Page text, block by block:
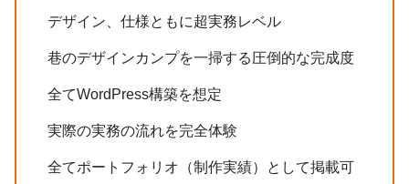
デザイン、仕様ともに超実務レベル
巷のデザインカンプを一掃する圧倒的な完成度
全てWordPress構築を想定
実際の実務の流れを完全体験
全てポートフォリオ（制作実績）として掲載可